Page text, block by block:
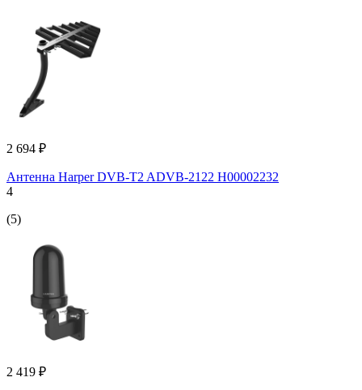
2 694 ₽
Антенна Harper DVB-T2 ADVB-2122 H00002232
4
(5)
2 419 ₽